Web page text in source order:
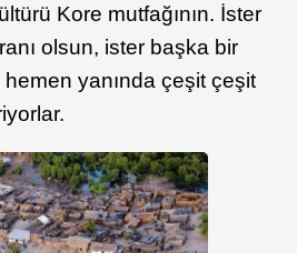
Kore mutfağının. İster
olsun, ister başka bir
yanında çeşit çeşit